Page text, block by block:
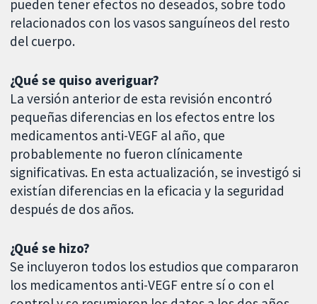
pueden tener efectos no deseados, sobre todo
relacionados con los vasos sanguíneos del resto
del cuerpo.
¿Qué se quiso averiguar?
La versión anterior de esta revisión encontró
pequeñas diferencias en los efectos entre los
medicamentos anti-VEGF al año, que
probablemente no fueron clínicamente
significativas. En esta actualización, se investigó si
existían diferencias en la eficacia y la seguridad
después de dos años.
¿Qué se hizo?
Se incluyeron todos los estudios que compararon
los medicamentos anti-VEGF entre sí o con el